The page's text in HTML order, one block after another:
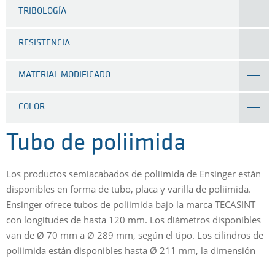
TRIBOLOGÍA
RESISTENCIA
MATERIAL MODIFICADO
COLOR
Tubo de poliimida
Los productos semiacabados de poliimida de Ensinger están
disponibles en forma de tubo, placa y varilla de poliimida.
Ensinger ofrece tubos de poliimida bajo la marca TECASINT
con longitudes de hasta 120 mm. Los diámetros disponibles
van de Ø 70 mm a Ø 289 mm, según el tipo. Los cilindros de
poliimida están disponibles hasta Ø 211 mm, la dimensión